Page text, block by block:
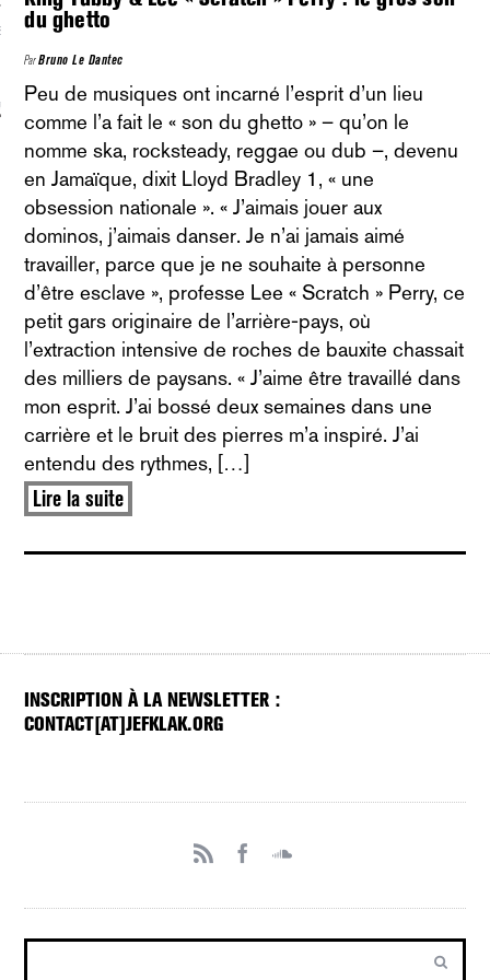
VAGUES
politique et critique de la technologie
du ghetto
ParBruno Le Dantec
Peu de musiques ont incarné l’esprit d’un lieu
comme l’a fait le « son du ghetto » – qu’on le
nomme ska, rocksteady, reggae ou dub –, devenu
en Jamaïque, dixit Lloyd Bradley 1, « une
obsession nationale ». « J’aimais jouer aux
dominos, j’aimais danser. Je n’ai jamais aimé
travailler, parce que je ne souhaite à personne
d’être esclave », professe Lee « Scratch » Perry, ce
petit gars originaire de l’arrière-pays, où
l’extraction intensive de roches de bauxite chassait
des milliers de paysans. « J’aime être travaillé dans
mon esprit. J’ai bossé deux semaines dans une
carrière et le bruit des pierres m’a inspiré. J’ai
entendu des rythmes, […]
Lire la suite
INSCRIPTION À LA NEWSLETTER :
CONTACT[AT]JEFKLAK.ORG